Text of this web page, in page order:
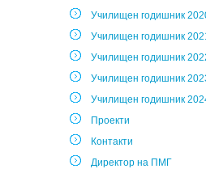
Училищен годишник
Училищен годишник
Училищен годишник
Училищен годишник
Училищен годишник
Проекти
Контакти
Директор на ПМГ